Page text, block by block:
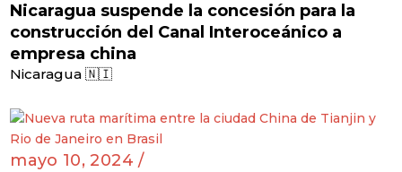
Nicaragua suspende la concesión para la
construcción del Canal Interoceánico a
empresa china
Nicaragua 🇳🇮
mayo 10, 2024 /